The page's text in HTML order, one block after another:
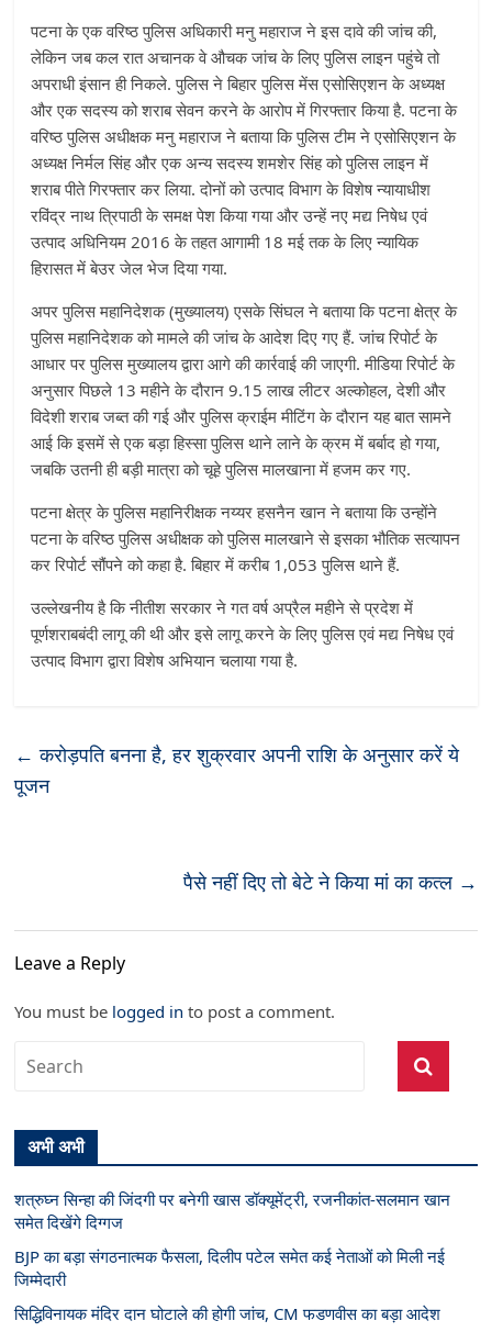
पटना के एक वरिष्ठ पुलिस अधिकारी मनु महाराज ने इस दावे की जांच की,
लेकिन जब कल रात अचानक वे औचक जांच के लिए पुलिस लाइन पहुंचे तो
अपराधी इंसान ही निकले. पुलिस ने बिहार पुलिस मेंस एसोसिएशन के अध्यक्ष
और एक सदस्य को शराब सेवन करने के आरोप में गिरफ्तार किया है. पटना के
वरिष्ठ पुलिस अधीक्षक मनु महाराज ने बताया कि पुलिस टीम ने एसोसिएशन के
अध्यक्ष निर्मल सिंह और एक अन्य सदस्य शमशेर सिंह को पुलिस लाइन में
शराब पीते गिरफ्तार कर लिया. दोनों को उत्पाद विभाग के विशेष न्यायाधीश
रविंद्र नाथ त्रिपाठी के समक्ष पेश किया गया और उन्हें नए मद्य निषेध एवं
उत्पाद अधिनियम 2016 के तहत आगामी 18 मई तक के लिए न्यायिक
हिरासत में बेउर जेल भेज दिया गया.
अपर पुलिस महानिदेशक (मुख्यालय) एसके सिंघल ने बताया कि पटना क्षेत्र के
पुलिस महानिदेशक को मामले की जांच के आदेश दिए गए हैं. जांच रिपोर्ट के
आधार पर पुलिस मुख्यालय द्वारा आगे की कार्रवाई की जाएगी. मीडिया रिपोर्ट के
अनुसार पिछले 13 महीने के दौरान 9.15 लाख लीटर अल्कोहल, देशी और
विदेशी शराब जब्त की गई और पुलिस क्राईम मीटिंग के दौरान यह बात सामने
आई कि इसमें से एक बड़ा हिस्सा पुलिस थाने लाने के क्रम में बर्बाद हो गया,
जबकि उतनी ही बड़ी मात्रा को चूहे पुलिस मालखाना में हजम कर गए.
पटना क्षेत्र के पुलिस महानिरीक्षक नय्यर हसनैन खान ने बताया कि उन्होंने
पटना के वरिष्ठ पुलिस अधीक्षक को पुलिस मालखाने से इसका भौतिक सत्यापन
कर रिपोर्ट सौंपने को कहा है. बिहार में करीब 1,053 पुलिस थाने हैं.
उल्लेखनीय है कि नीतीश सरकार ने गत वर्ष अप्रैल महीने से प्रदेश में
पूर्णशराबबंदी लागू की थी और इसे लागू करने के लिए पुलिस एवं मद्य निषेध एवं
उत्पाद विभाग द्वारा विशेष अभियान चलाया गया है.
← करोड़पति बनना है, हर शुक्रवार अपनी राशि के अनुसार करें ये
पूजन
पैसे नहीं दिए तो बेटे ने किया मां का कत्ल →
Leave a Reply
You must be logged in to post a comment.
अभी अभी
शत्रुघ्न सिन्हा की जिंदगी पर बनेगी खास डॉक्यूमेंट्री, रजनीकांत-सलमान खान
समेत दिखेंगे दिग्गज
BJP का बड़ा संगठनात्मक फैसला, दिलीप पटेल समेत कई नेताओं को मिली नई
जिम्मेदारी
सिद्धिविनायक मंदिर दान घोटाले की होगी जांच, CM फडणवीस का बड़ा आदेश